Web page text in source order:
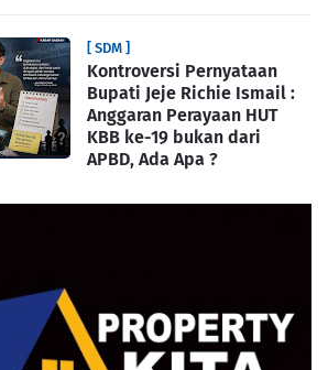
[ SDM ]
Kontroversi Pernyataan
Bupati Jeje Richie Ismail :
Anggaran Perayaan HUT
KBB ke-19 bukan dari
APBD, Ada Apa ?